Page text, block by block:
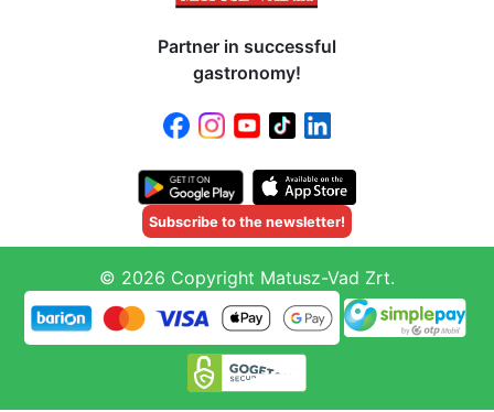
Partner in successful
gastronomy!
Subscribe to the newsletter!
© 2026 Copyright Matusz-Vad Zrt.